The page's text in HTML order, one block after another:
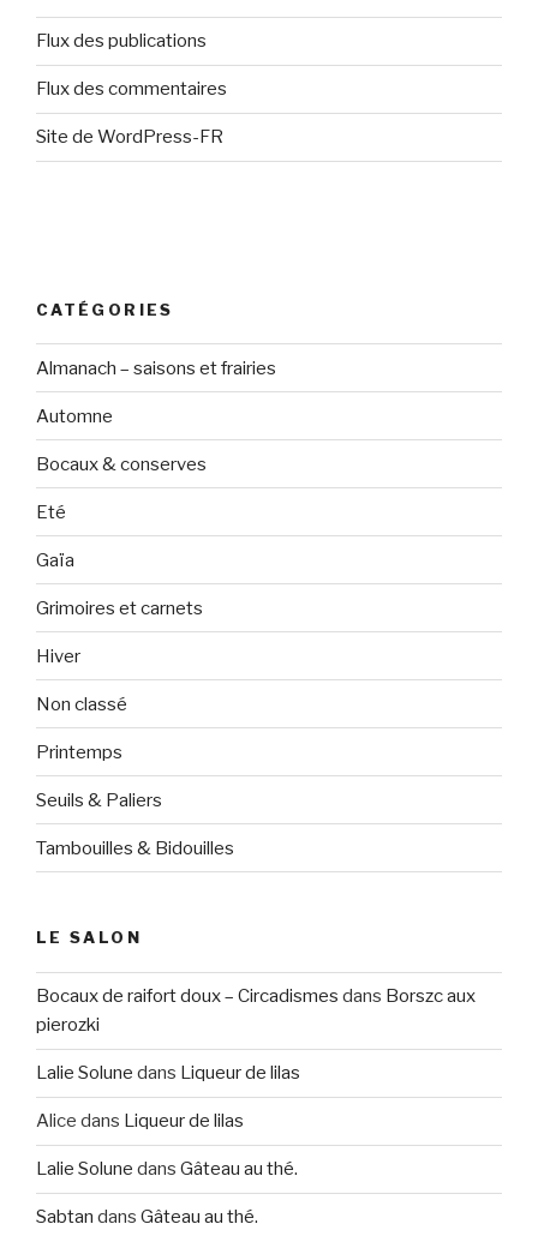
Flux des publications
Flux des commentaires
Site de WordPress-FR
CATÉGORIES
Almanach – saisons et frairies
Automne
Bocaux & conserves
Eté
Gaïa
Grimoires et carnets
Hiver
Non classé
Printemps
Seuils & Paliers
Tambouilles & Bidouilles
LE SALON
Bocaux de raifort doux – Circadismes dans Borszc aux
pierozki
Lalie Solune dans Liqueur de lilas
Alice dans Liqueur de lilas
Lalie Solune dans Gâteau au thé.
Sabtan dans Gâteau au thé.